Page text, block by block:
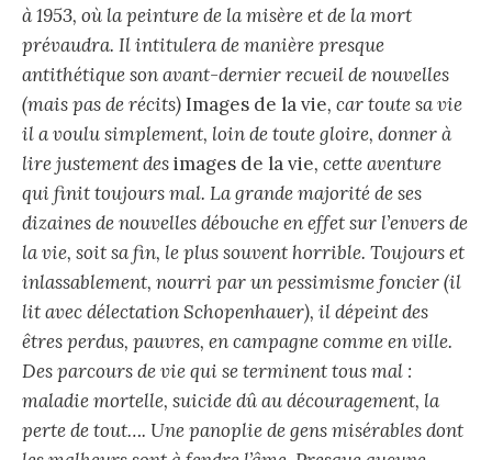
à 1953, où la peinture de la misère et de la mort
prévaudra. Il intitulera de manière presque
antithétique son avant-dernier recueil de nouvelles
(mais pas de récits)Images de la vie, car toute sa vie
il a voulu simplement, loin de toute gloire, donner à
lire justement desimages de la vie, cette aventure
qui finit toujours mal. La grande majorité de ses
dizaines de nouvelles débouche en effet sur l’envers de
la vie, soit sa fin, le plus souvent horrible. Toujours et
inlassablement, nourri par un pessimisme foncier (il
lit avec délectation Schopenhauer), il dépeint des
êtres perdus, pauvres, en campagne comme en ville.
Des parcours de vie qui se terminent tous mal :
maladie mortelle, suicide dû au découragement, la
perte de tout…. Une panoplie de gens misérables dont